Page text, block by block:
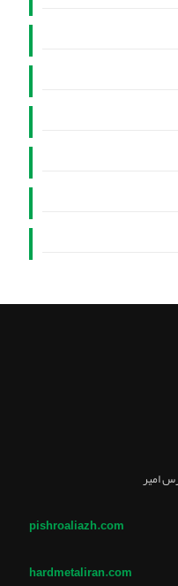
امير
pishroaliazh.com
hardmetaliran.com